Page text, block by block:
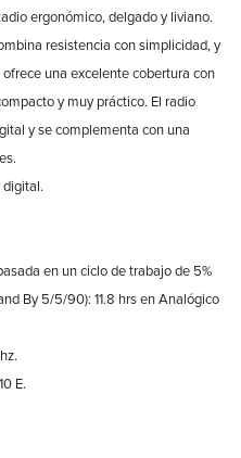
ergonómico, delgado y liviano.
resistencia con simplicidad, y
una excelente cobertura con
y muy práctico. El radio
y se complementa con una
digital.
en un ciclo de trabajo de 5%
By 5/5/90): 11.8 hrs en Analógico
E.